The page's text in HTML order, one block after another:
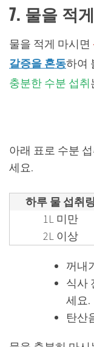
7. 물을 적
물을 적게 마시면
갈증을 혼동하여
충분한 수분 섭취
아래 표로 수분
세요.
하루 물 섭취
1L 미만
2L 이상
꺼내
식사
세요.
탄산